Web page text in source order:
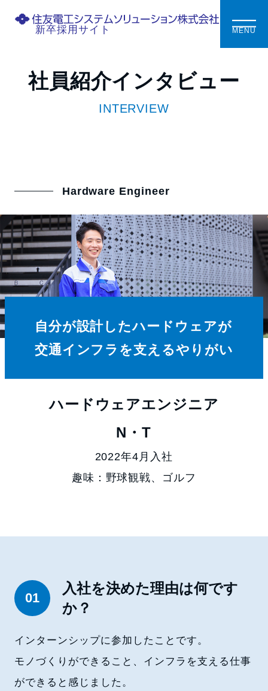
新卒採用サイト MENU
社員紹介インタビュー
INTERVIEW
Hardware Engineer
自分が設計したハードウェアが
交通インフラを支えるやりがい
ハードウェアエンジニア
N・T
2022年4月入社
趣味：野球観戦、ゴルフ
01
入社を決めた理由は何です
か？
インターンシップに参加したことです。
モノづくりができること、インフラを支える仕事
ができると感じました。